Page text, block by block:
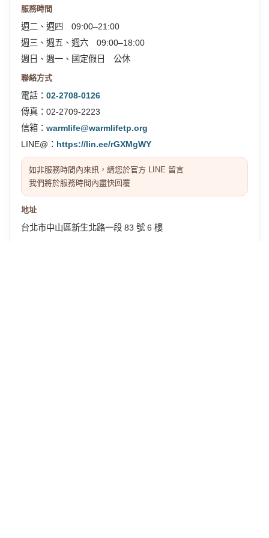
服務時間
週二、週四 09:00–21:00
週三、週五、週六 09:00–18:00
週日、週一、國定假日 公休
聯絡方式
電話： 02-2708-0126
傳真：02-2709-2223
信箱： warmlife@warmlifetp.org
LINE@： https://lin.ee/rGXMgWY
如非服務時間內來訊，請您於官方 LINE 留言
我們將於服務時間內盡快回覆
地址
台北市中山區新生北路一段 83 號 6 樓